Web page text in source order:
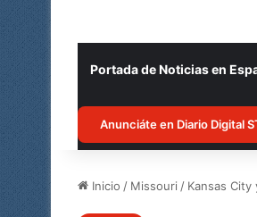
Portada de Noticias en
Anunciáte en Diario Digital
Inicio / Missouri / Kansas